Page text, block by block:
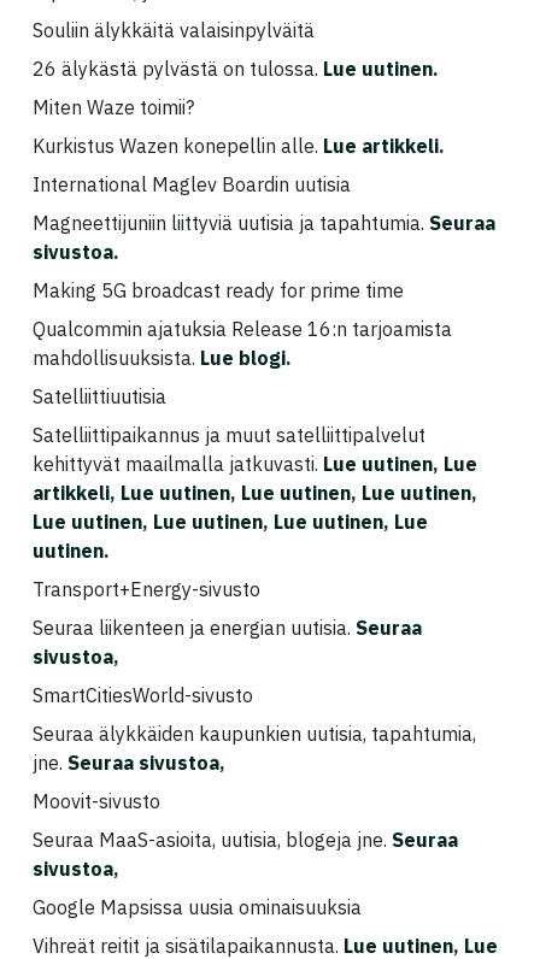
Souliin älykkäitä valaisinpylväitä
26 älykästä pylvästä on tulossa. Lue uutinen.
Miten Waze toimii?
Kurkistus Wazen konepellin alle. Lue artikkeli.
International Maglev Boardin uutisia
Magneettijuniin liittyviä uutisia ja tapahtumia. Seuraa
sivustoa.
Making 5G broadcast ready for prime time
Qualcommin ajatuksia Release 16:n tarjoamista
mahdollisuuksista. Lue blogi.
Satelliittiuutisia
Satelliittipaikannus ja muut satelliittipalvelut
kehittyvät maailmalla jatkuvasti. Lue uutinen, Lue
artikkeli, Lue uutinen, Lue uutinen, Lue uutinen,
Lue uutinen, Lue uutinen, Lue uutinen, Lue
uutinen.
Transport+Energy-sivusto
Seuraa liikenteen ja energian uutisia. Seuraa
sivustoa,
SmartCitiesWorld-sivusto
Seuraa älykkäiden kaupunkien uutisia, tapahtumia,
jne. Seuraa sivustoa,
Moovit-sivusto
Seuraa MaaS-asioita, uutisia, blogeja jne. Seuraa
sivustoa,
Google Mapsissa uusia ominaisuuksia
Vihreät reitit ja sisätilapaikannusta. Lue uutinen, Lue